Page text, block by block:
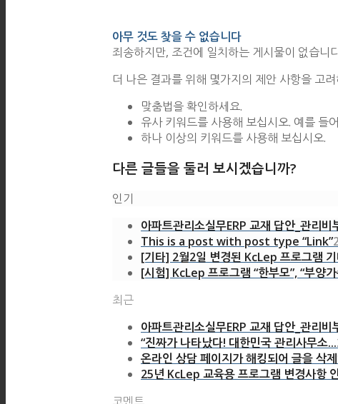
아무 것도 찾을 수 없습니다
죄송하지만, 조건에 일치하는 게시물이 없습니
더 나은 결과를 위해 몇가지의 제안 사항을 고
맞춤법을 확인하세요.
유사 키워드를 사용해 보십시오. 예를 들
하나 이상의 키워드를 사용해 보십시오.
다른 글들을 둘러 보시겠습니까?
인기
아파트관리소실무ERP 교재 답안_관리비
This is a post with post type “Link”
[기타] 2월2일 변경된 KcLep 프로그램
[시험] KcLep 프로그램 “한부모”, “부양
최근
아파트관리소실무ERP 교재 답안_관리비
“진짜가 나타났다! 대한민국 관리사무소...
온라인 상담 페이지가 해킹되어 글을 삭
25년 KcLep 교육용 프로그램 변경사항